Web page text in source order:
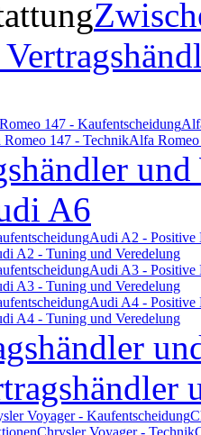
147 - Kaufentscheidung
Romeo 147 - TechnikAlfa
und
A6
Audi A2 - Positive
A2 - Tuning und Veredelung
Audi A3 - Positive
A3 - Tuning und Veredelung
Audi A4 - Positive
A4 - Tuning und Veredelung
Voyager - Kaufentscheidung
Chrysler Voyager - Technik